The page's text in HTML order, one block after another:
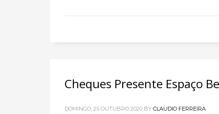
Cheques Presente Espaço
DOMINGO, 25 OUTUBRO 2020 BY CLAUDIO FERREIRA